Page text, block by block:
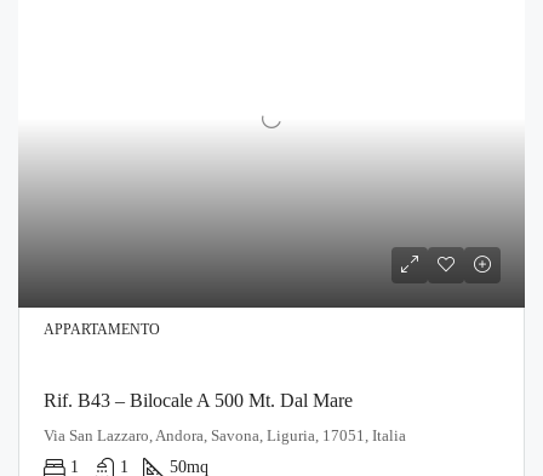
APPARTAMENTO
Rif. B43 – Bilocale A 500 Mt. Dal Mare
Via San Lazzaro, Andora, Savona, Liguria, 17051, Italia
1
1 50mq